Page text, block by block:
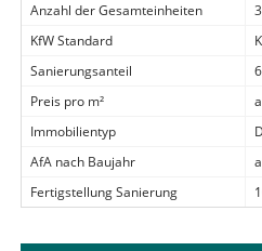
Anzahl der Gesamteinheiten
KfW Standard
Sanierungsanteil
Preis pro m²
Immobilientyp
AfA nach Baujahr
Fertigstellung Sanierung